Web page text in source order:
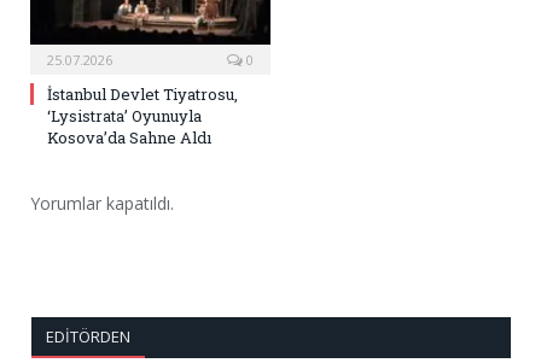
25.07.2026 0
İstanbul Devlet Tiyatrosu,
‘Lysistrata’ Oyunuyla
Kosova’da Sahne Aldı
Yorumlar kapatıldı.
EDITÖRDEN